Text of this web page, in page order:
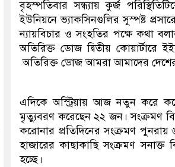
বৃহস্পতিবার সন্ধ্যায় কুর্জ
ইউনিয়নে ভ্যাকসিনগুলির সুস্পষ্ট
ন্যায়বিচার ও সংহতির পক্ষে কথা
অতিরিক্ত ডোজ দ্বিতীয়
অতিরিক্ত ডোজ আমরা আমাদের দেশের
এদিকে অস্ট্রিয়ায় আজ নতুন করে
মৃত্যুবরণ করেছেন ২২ জন। সংক্রমণ
করোনার প্রতিদিনের সংক্রমণ
হাজারের কাছাকাছি সংক্রমণ সনাক্ত
হচ্ছে।